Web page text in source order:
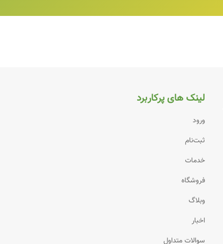
لینک های پرکاربرد
ورود
ثبت‌نام
خدمات
فروشگاه
وبلاگ
اخبار
سوالات متداول